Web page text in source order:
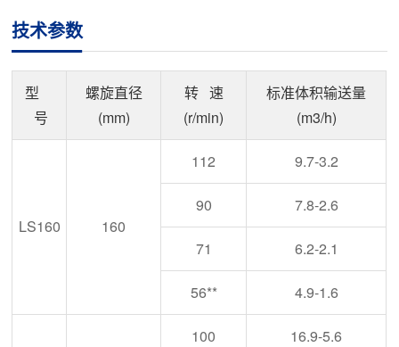
技术参数
型
号
螺旋直径
(mm)
转 速
(r/min)
标准体积输送量
(m3/h)
LS160 160
112 9.7-3.2
90 7.8-2.6
71 6.2-2.1
56** 4.9-1.6
100 16.9-5.6